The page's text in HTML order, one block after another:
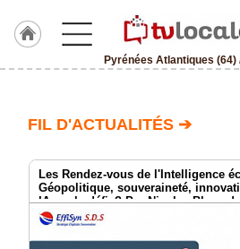
Pyrénées Atlantiques (64)
Pyrénées
Atlantiques
TvLocale
France
FIL D'ACTUALITÉS ➔
Les Rendez-vous de l'Intelligence
Géopolitique, souveraineté,
IA quels défis? Par Nicolas Blanc